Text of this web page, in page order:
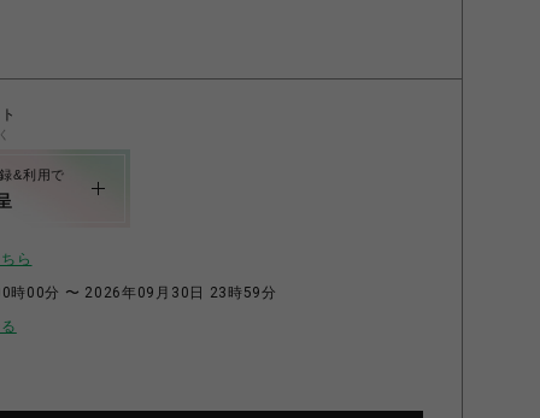
&利用で
ら
時00分 〜 2026年09月30日 23時59分